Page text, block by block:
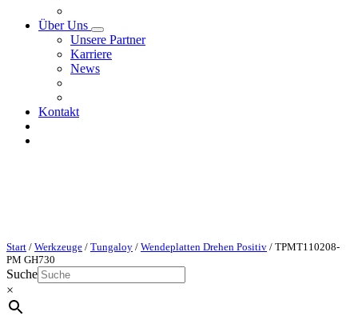
Über Uns
Unsere Partner
Karriere
News
Kontakt
Start / Werkzeuge / Tungaloy / Wendeplatten Drehen Positiv / TPMT110208-
PM GH730
Suche
×